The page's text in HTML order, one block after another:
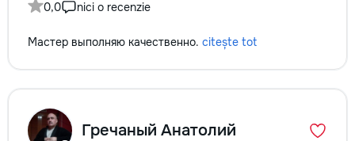
0,0
nici o recenzie
Мастер выполняю качественно. citește tot
Гречаный Анатолий